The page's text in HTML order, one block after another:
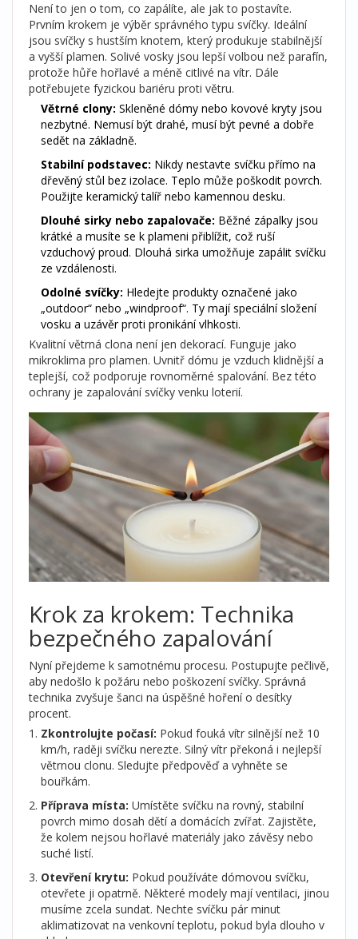
Není to jen o tom, co zapálíte, ale jak to postavíte.
Prvním krokem je výběr správného typu svíčky. Ideální
jsou svíčky s hustším knotem, který produkuje stabilnější
a vyšší plamen. Solivé vosky jsou lepší volbou než parafín,
protože hůře hořlavé a méně citlivé na vítr. Dále
potřebujete fyzickou bariéru proti větru.
Větrné clony: Skleněné dómy nebo kovové kryty jsou
nezbytné. Nemusí být drahé, musí být pevné a dobře
sedět na základně.
Stabilní podstavec: Nikdy nestavte svíčku přímo na
dřevěný stůl bez izolace. Teplo může poškodit povrch.
Použijte keramický talíř nebo kamennou desku.
Dlouhé sirky nebo zapalovače: Běžné zápalky jsou
krátké a musíte se k plameni přiblížit, což ruší
vzduchový proud. Dlouhá sirka umožňuje zapálit svíčku
ze vzdálenosti.
Odolné svíčky: Hledejte produkty označené jako
„outdoor“ nebo „windproof“. Ty mají speciální složení
vosku a uzávěr proti pronikání vlhkosti.
Kvalitní větrná clona není jen dekorací. Funguje jako
mikroklima pro plamen. Uvnitř dómu je vzduch klidnější a
teplejší, což podporuje rovnoměrné spalování. Bez této
ochrany je zapalování svíčky venku loterií.
Krok za krokem: Technika
bezpečného zapalování
Nyní přejdeme k samotnému procesu. Postupujte pečlivě,
aby nedošlo k požáru nebo poškození svíčky. Správná
technika zvyšuje šanci na úspěšné hoření o desítky
procent.
Zkontrolujte počasí: Pokud fouká vítr silnější než 10
km/h, raději svíčku nerezte. Silný vítr překoná i nejlepší
větrnou clonu. Sledujte předpověď a vyhněte se
bouřkám.
Příprava místa: Umístěte svíčku na rovný, stabilní
povrch mimo dosah dětí a domácích zvířat. Zajistěte,
že kolem nejsou hořlavé materiály jako závěsy nebo
suché listí.
Otevření krytu: Pokud používáte dómovou svíčku,
otevřete ji opatrně. Některé modely mají ventilaci, jinou
musíme zcela sundat. Nechte svíčku pár minut
aklimatizovat na venkovní teplotu, pokud byla dlouho v